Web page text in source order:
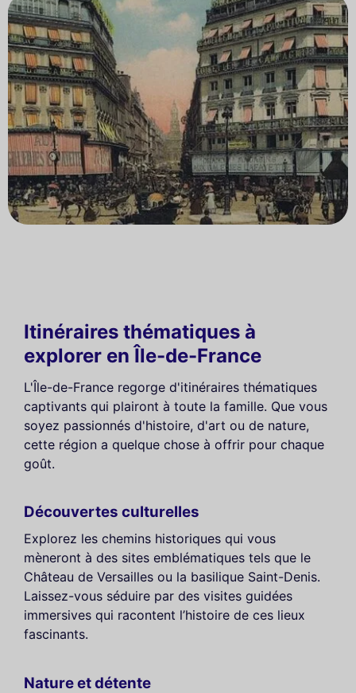
Itinéraires thématiques à
explorer en Île-de-France
L'Île-de-France regorge d'itinéraires thématiques
captivants qui plairont à toute la famille. Que vous
soyez passionnés d'histoire, d'art ou de nature,
cette région a quelque chose à offrir pour chaque
goût.
Découvertes culturelles
Explorez les chemins historiques qui vous
mèneront à des sites emblématiques tels que le
Château de Versailles ou la basilique Saint-Denis.
Laissez-vous séduire par des visites guidées
immersives qui racontent l’histoire de ces lieux
fascinants.
Nature et détente